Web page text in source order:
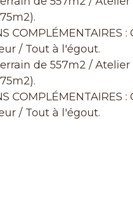
COMPLÉMENTAIRES
/ Tout à l'égout.
de 557m2 /
COMPLÉMENTAIRES
/ Tout à l'égout.